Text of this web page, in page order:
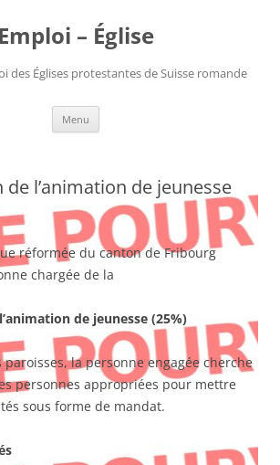
Emploi – Église
des Églises protestantes de Suisse romande
Menu
l’animation de jeunesse
réformée du canton de Fribourg
chargée de la
de jeunesse (25%)
la personne engagée cherche
personnes appropriées pour mettre
sous forme de mandat.